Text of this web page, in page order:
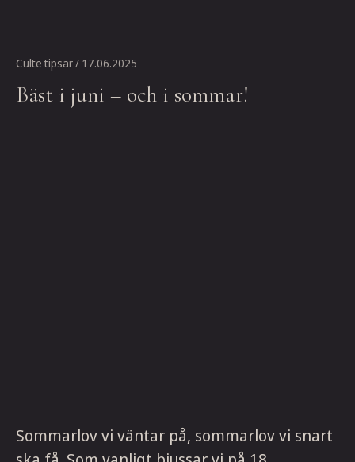
Culte tipsar/ 17.06.2025
Bäst i juni – och i sommar!
Sommarlov vi väntar på, sommarlov vi snart